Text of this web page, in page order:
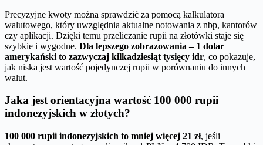
Precyzyjne kwoty można sprawdzić za pomocą kalkulatora
walutowego, który uwzględnia aktualne notowania z nbp, kantorów
czy aplikacji. Dzięki temu przeliczanie rupii na złotówki staje się
szybkie i wygodne. Dla lepszego zobrazowania – 1 dolar
amerykański to zazwyczaj kilkadziesiąt tysięcy idr, co pokazuje,
jak niska jest wartość pojedynczej rupii w porównaniu do innych
walut.
Jaka jest orientacyjna wartość 100 000 rupii
indonezyjskich w złotych?
100 000 rupii indonezyjskich to mniej więcej 21 zł, jeśli